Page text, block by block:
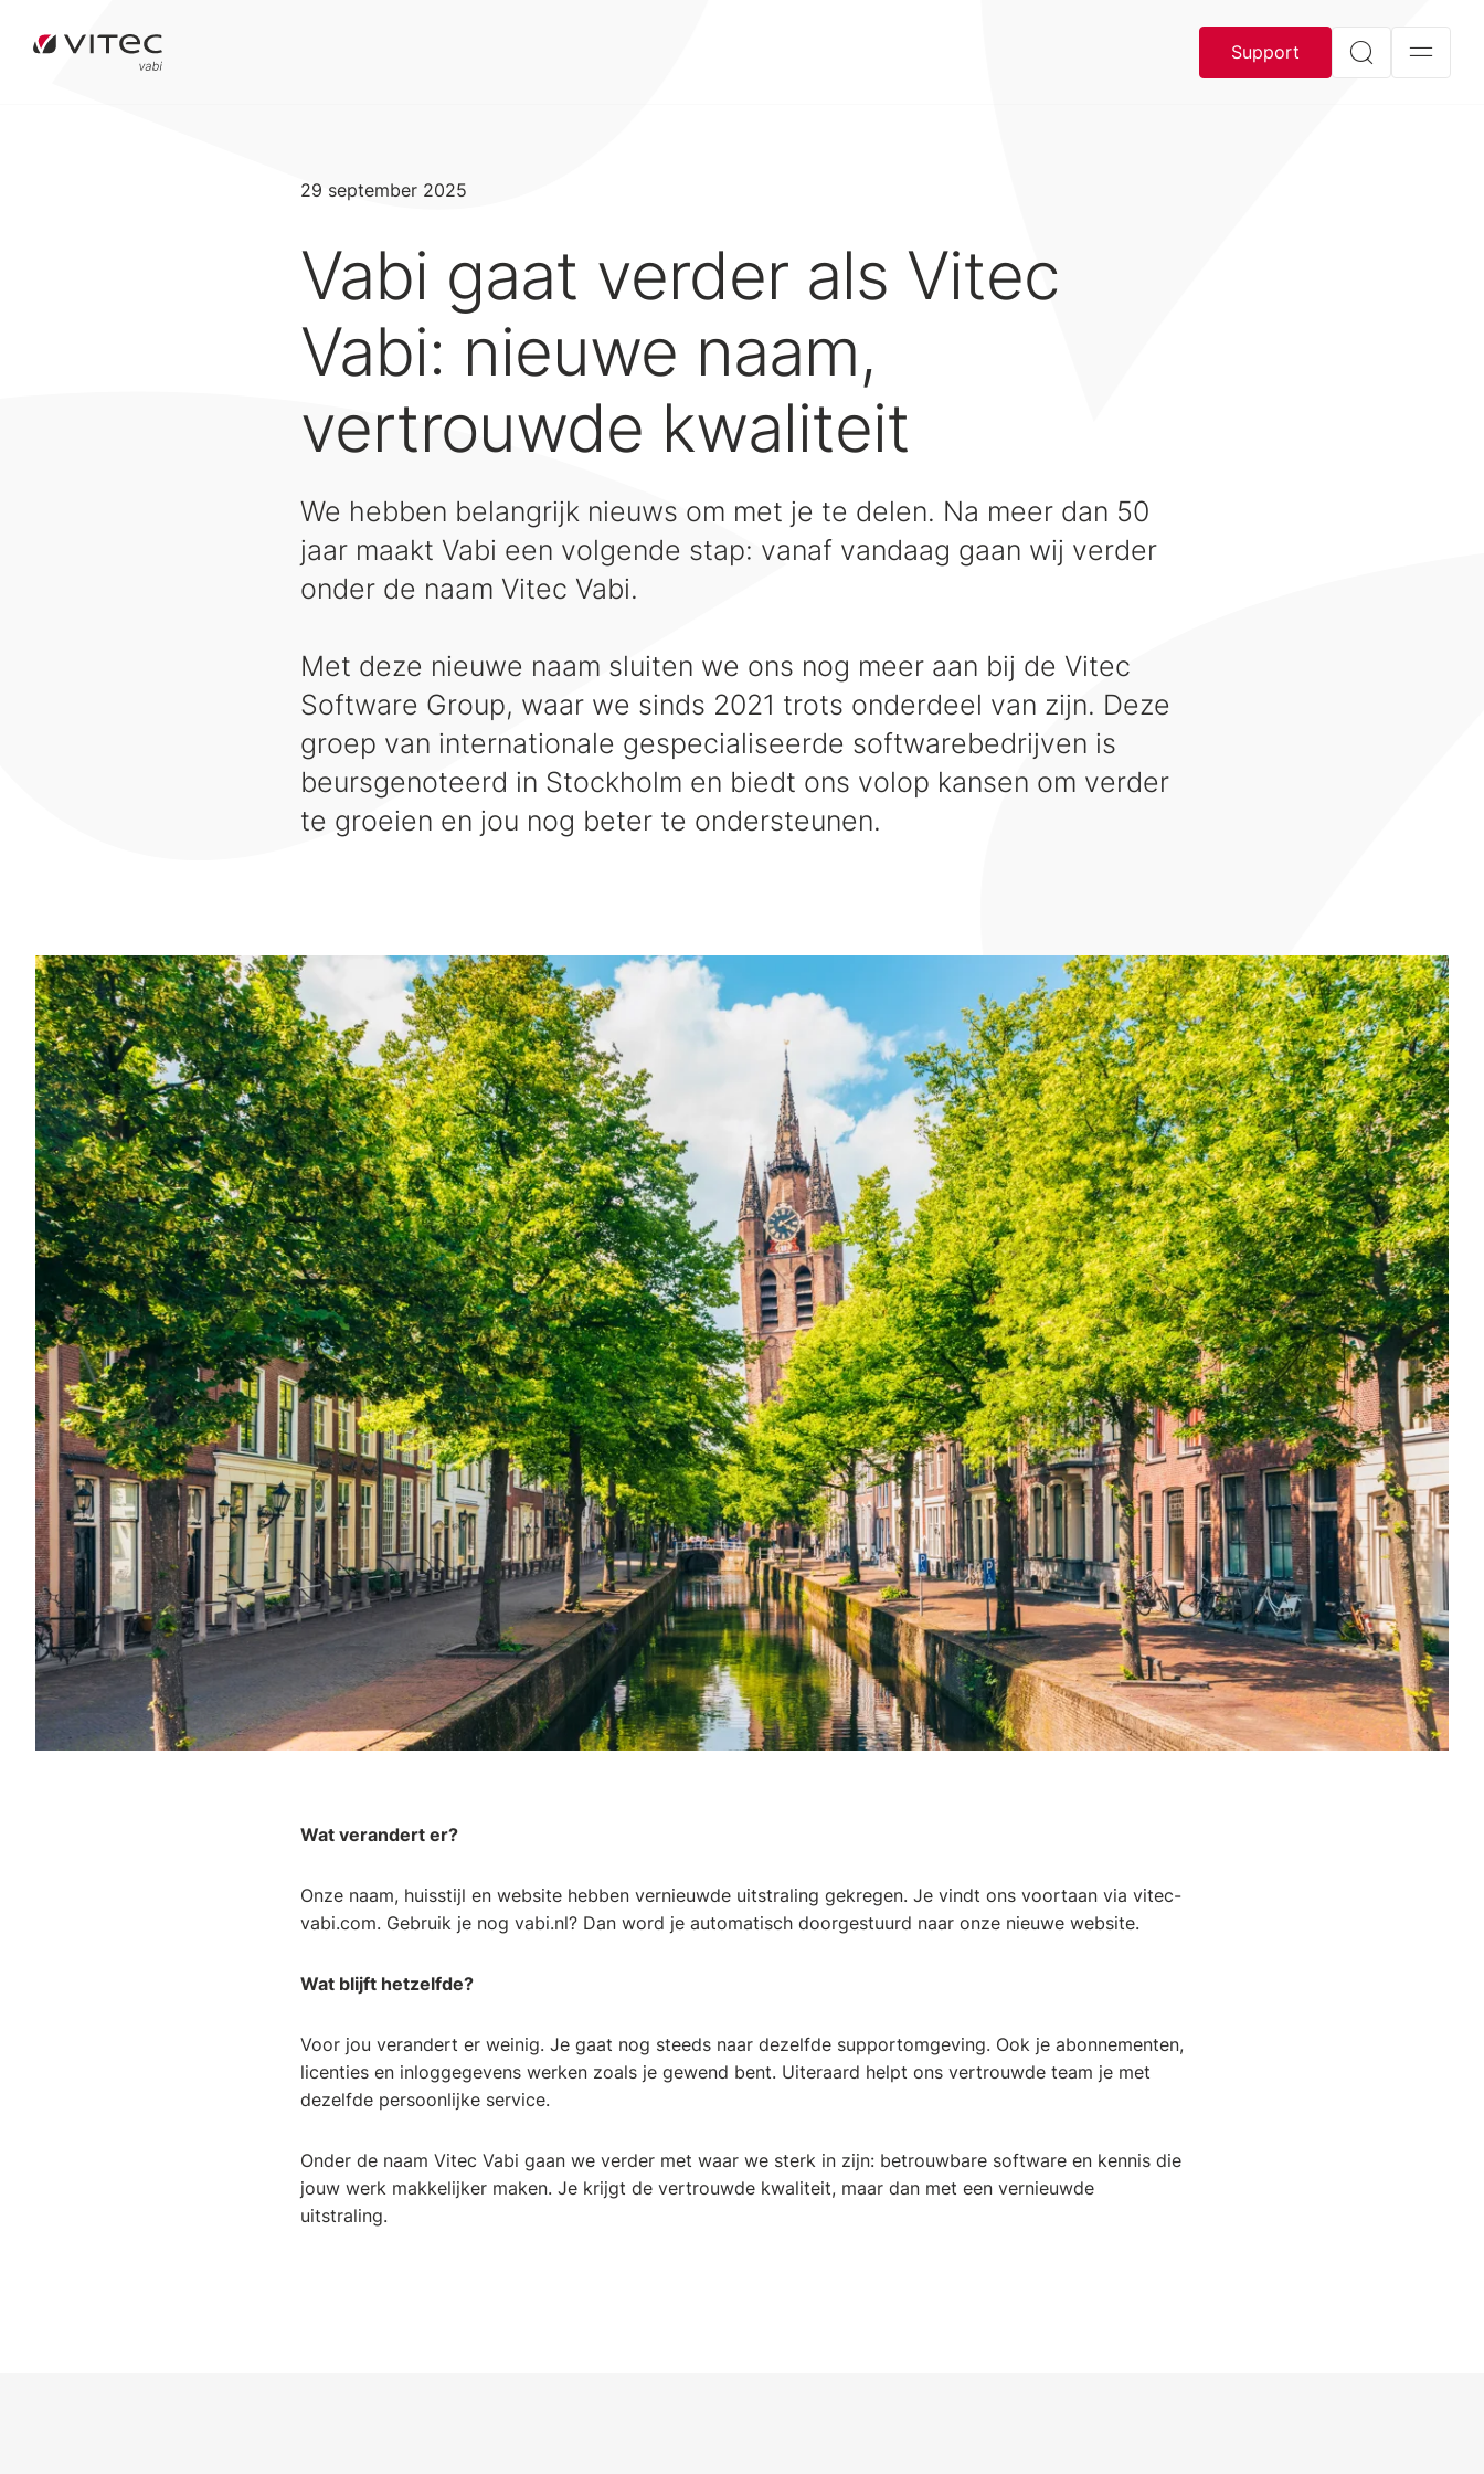
Support
29 september 2025
Vabi gaat verder als Vitec
Vabi: nieuwe naam,
vertrouwde kwaliteit
We hebben belangrijk nieuws om met je te delen. Na meer dan 50
jaar maakt Vabi een volgende stap: vanaf vandaag gaan wij verder
onder de naam Vitec Vabi.
Met deze nieuwe naam sluiten we ons nog meer aan bij de Vitec
Software Group, waar we sinds 2021 trots onderdeel van zijn. Deze
groep van internationale gespecialiseerde softwarebedrijven is
beursgenoteerd in Stockholm en biedt ons volop kansen om verder
te groeien en jou nog beter te ondersteunen.
Wat verandert er?
Onze naam, huisstijl en website hebben vernieuwde uitstraling gekregen. Je vindt ons voortaan via vitec-
vabi.com. Gebruik je nog vabi.nl? Dan word je automatisch doorgestuurd naar onze nieuwe website.
Wat blijft hetzelfde?
Voor jou verandert er weinig. Je gaat nog steeds naar dezelfde supportomgeving. Ook je abonnementen,
licenties en inloggegevens werken zoals je gewend bent. Uiteraard helpt ons vertrouwde team je met
dezelfde persoonlijke service.
Onder de naam Vitec Vabi gaan we verder met waar we sterk in zijn: betrouwbare software en kennis die
jouw werk makkelijker maken. Je krijgt de vertrouwde kwaliteit, maar dan met een vernieuwde
uitstraling.